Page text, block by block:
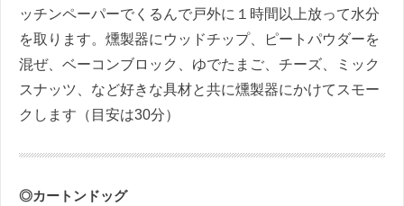
ッチンペーパーでくるんで戸外に１時間以上放って水分
を取ります。燻製器にウッドチップ、ピートパウダーを
混ぜ、ベーコンブロック、ゆでたまご、チーズ、ミック
スナッツ、など好きな具材と共に燻製器にかけてスモー
クします（目安は30分）
◎カートンドッグ